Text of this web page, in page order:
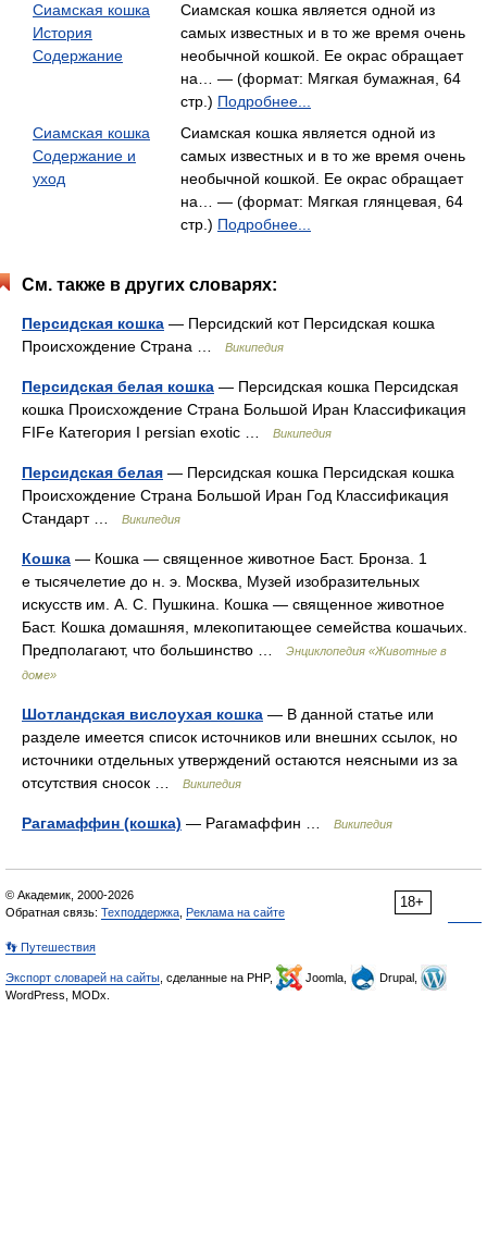
Сиамская кошка
История
Содержание
Сиамская кошка является одной из
самых известных и в то же время очень
необычной кошкой. Ее окрас обращает
на… — (формат: Мягкая бумажная, 64
стр.) Подробнее...
Сиамская кошка
Содержание и
уход
Сиамская кошка является одной из
самых известных и в то же время очень
необычной кошкой. Ее окрас обращает
на… — (формат: Мягкая глянцевая, 64
стр.) Подробнее...
См. также в других словарях:
Персидская кошка — Персидский кот Персидская кошка
Происхождение Страна …
Википедия
Персидская белая кошка — Персидская кошка Персидская
кошка Происхождение Страна Большой Иран Классификация
FIFe Категория I persian exotic …
Википедия
Персидская белая — Персидская кошка Персидская кошка
Происхождение Страна Большой Иран Год Классификация
Стандарт …
Википедия
Кошка — Кошка — священное животное Баст. Бронза. 1
е тысячелетие до н. э. Москва, Музей изобразительных
искусств им. А. С. Пушкина. Кошка — священное животное
Баст. Кошка домашняя, млекопитающее семейства кошачьих.
Предполагают, что большинство …
Энциклопедия «Животные в
доме»
Шотландская вислоухая кошка — В данной статье или
разделе имеется список источников или внешних ссылок, но
источники отдельных утверждений остаются неясными из за
отсутствия сносок …
Википедия
Рагамаффин (кошка) — Рагамаффин … Википедия
18+
© Академик, 2000-2026
Обратная связь: Техподдержка Реклама на сайте
👣 Путешествия
Экспорт словарей на сайты , сделанные на PHP, Joomla,
Drupal,
WordPress, MODx.